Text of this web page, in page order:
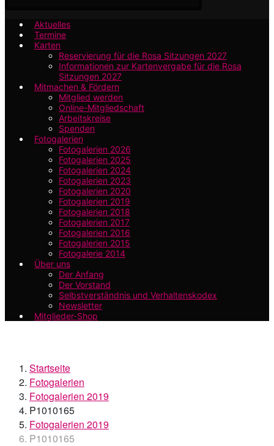
Aktuelles
Termine
Karten
Reservierung für die Rosa Sitzungen 2027
Informationen zur Kartenvergabe für die Rosa
Sitzungen 2027
Mitmachen & Fördern
Mitglied werden
Online-Mitgliedschaft
Arbeitskreise
Spenden
Fotogalerien
Fotogalerien 2026
Fotogalerien 2025
Fotogalerien 2024
Fotogalerien 2023
Fotogalerien 2020
Fotogalerien 2019
Fotogalerien 2018
Fotogalerien 2017
Fotogalerien 2016
Fotogalerien 2015
Fotogalerie 2014
Über uns
Der Anfang
Der Vorstand
Selbstverständnis und Verhaltenskodex
Newsletter
Mitglieder-Shop
Startseite
Fotogalerien
Fotogalerien 2019
P1010165
Fotogalerien 2019
P1010165